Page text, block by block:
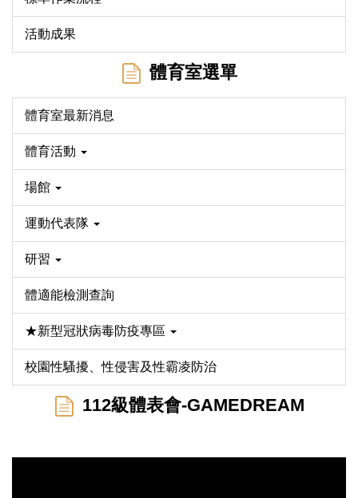
活動成果
體育室選單
體育室最新消息
體育活動
場館
運動代表隊
研習
體適能檢測查詢
★新型冠狀病毒防疫專區
校園性騷擾、性侵害及性霸凌防治
112級體表會-GAMEDREAM